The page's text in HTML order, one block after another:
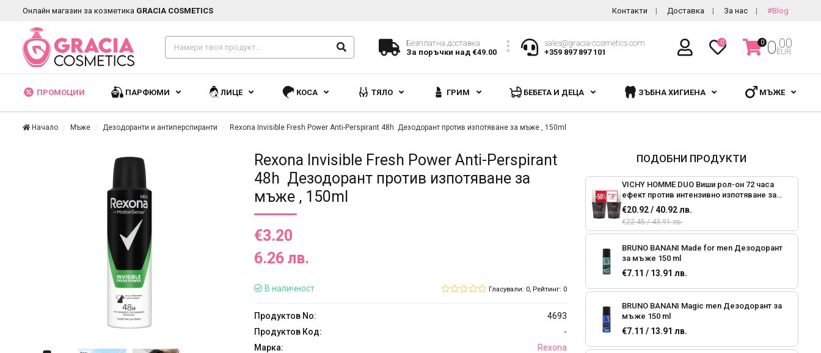
Онлайн магазин за козметика GRACIA COSMETICS Контакти Доставка За нас #Blog
Безплатна доставка
За поръчки над €49.00
sales@gracia-cosmetics.com
+359 897 897 101
0 0 0.00
EUR
ПРОМОЦИИ ПАРФЮМИ ЛИЦЕ КОСА ТЯЛО ГРИМ БЕБЕТА И ДЕЦА ЗЪБНА ХИГИЕНА МЪЖЕ
Начало Мъже Дезодоранти и антиперспиранти Rexona Invisible Fresh Power Anti-Perspirant 48h Дезодорант против изпотяване за мъже , 150ml
Rexona Invisible Fresh Power Anti-Perspirant
48h Дезодорант против изпотяване за
мъже , 150ml
€3.20
6.26 лв.
В наличност Гласували: 0, Рейтинг: 0
Продуктов No:
4693
Продуктов Код:
-
Марка:
Rexona
ПОДОБНИ ПРОДУКТИ
VICHY HOMME DUO Виши рол-он 72 часа
ефект против интензивно изпотяване за
мъже, 2 x 50ml
€20.92 / 40.92 лв.
€22.45 / 43.91 лв.
BRUNO BANANI Made for men Дезодорант
за мъже 150 ml
€7.11 / 13.91 лв.
BRUNO BANANI Magic men Дезодорант за
мъже 150 ml
€7.11 / 13.91 лв.